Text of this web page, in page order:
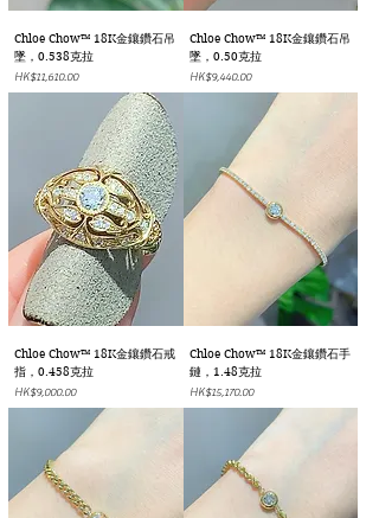
Chloe Chow™ 18K金鑲鑽石吊
墜，0.538克拉
價格
HK$11,610.00
Chloe Chow™ 18K金鑲鑽石吊
墜，0.50克拉
價格
HK$9,440.00
Chloe Chow™ 18K金鑲鑽石戒
指，0.458克拉
價格
HK$9,000.00
Chloe Chow™ 18K金鑲鑽石手
鏈，1.48克拉
價格
HK$15,170.00